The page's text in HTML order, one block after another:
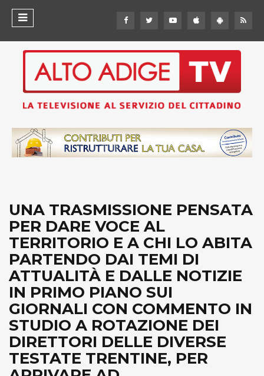
UNA TRASMISSIONE PENSATA
PER DARE VOCE AL
TERRITORIO E A CHI LO ABITA
PARTENDO DAI TEMI DI
ATTUALITÀ E DALLE NOTIZIE
IN PRIMO PIANO SUI
GIORNALI CON COMMENTO IN
STUDIO A ROTAZIONE DEI
DIRETTORI DELLE DIVERSE
TESTATE TRENTINE, PER